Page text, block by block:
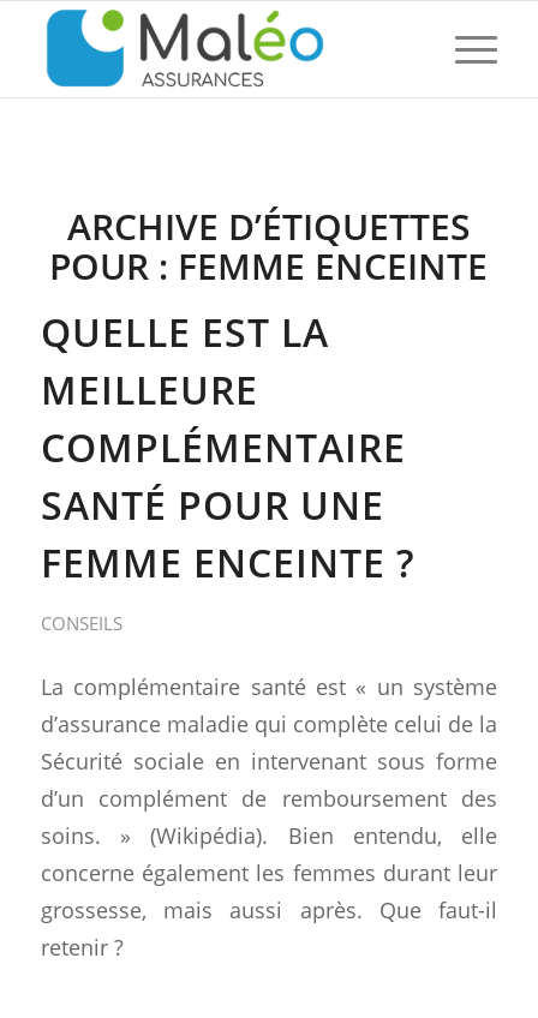
ARCHIVE D’ÉTIQUETTES
POUR : FEMME ENCEINTE
QUELLE EST LA
MEILLEURE
COMPLÉMENTAIRE
SANTÉ POUR UNE
FEMME ENCEINTE ?
CONSEILS
La complémentaire santé est « un système
d’assurance maladie qui complète celui de la
Sécurité sociale en intervenant sous forme
d’un complément de remboursement des
soins. » (Wikipédia). Bien entendu, elle
concerne également les femmes durant leur
grossesse, mais aussi après. Que faut-il
retenir ?